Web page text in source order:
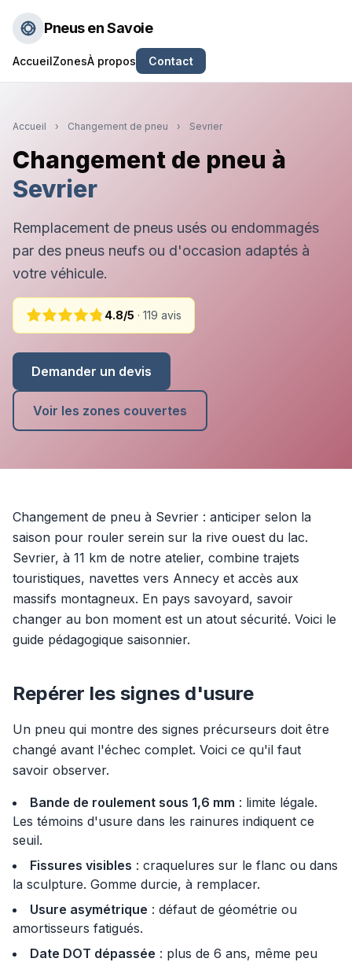
Pneus en Savoie
AccueilZonesÀ propos Contact
Accueil › Changement de pneu › Sevrier
Changement de pneu à
Sevrier
Remplacement de pneus usés ou endommagés
par des pneus neufs ou d'occasion adaptés à
votre véhicule.
4.8/5 · 119 avis
Demander un devis
Voir les zones couvertes
Changement de pneu à Sevrier : anticiper selon la
saison pour rouler serein sur la rive ouest du lac.
Sevrier, à 11 km de notre atelier, combine trajets
touristiques, navettes vers Annecy et accès aux
massifs montagneux. En pays savoyard, savoir
changer au bon moment est un atout sécurité. Voici le
guide pédagogique saisonnier.
Repérer les signes d'usure
Un pneu qui montre des signes précurseurs doit être
changé avant l'échec complet. Voici ce qu'il faut
savoir observer.
Bande de roulement sous 1,6 mm : limite légale.
Les témoins d'usure dans les rainures indiquent ce
seuil.
Fissures visibles : craquelures sur le flanc ou dans
la sculpture. Gomme durcie, à remplacer.
Usure asymétrique : défaut de géométrie ou
amortisseurs fatigués.
Date DOT dépassée : plus de 6 ans, même peu